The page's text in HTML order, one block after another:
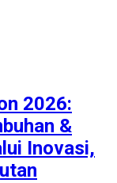
2026:
&
Inovasi,